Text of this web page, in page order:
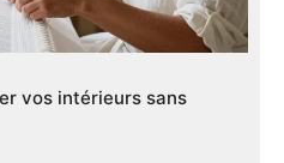
vos intérieurs sans